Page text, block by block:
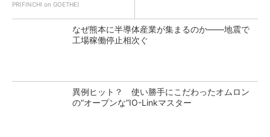
PR(FINCHI on GOETHE)
なぜ熊本に半導体産業が集まるのか――地震で
工場稼働停止相次ぐ
異例ヒット？ 使い勝手にこだわったオムロン
の“オープンな”IO-Linkマスター